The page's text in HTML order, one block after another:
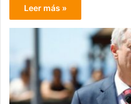
Leer más »